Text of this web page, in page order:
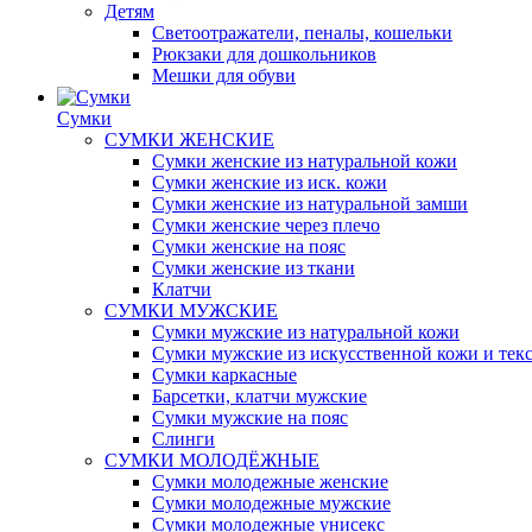
Детям
Светоотражатели, пеналы, кошельки
Рюкзаки для дошкольников
Мешки для обуви
Сумки
СУМКИ ЖЕНСКИЕ
Сумки женские из натуральной кожи
Сумки женские из иск. кожи
Сумки женские из натуральной замши
Сумки женские через плечо
Сумки женские на пояс
Сумки женские из ткани
Клатчи
СУМКИ МУЖСКИЕ
Сумки мужские из натуральной кожи
Сумки мужские из искусственной кожи и
Сумки каркасные
Барсетки, клатчи мужские
Сумки мужские на пояс
Слинги
СУМКИ МОЛОДЁЖНЫЕ
Сумки молодежные женские
Сумки молодежные мужские
Сумки молодежные унисекс